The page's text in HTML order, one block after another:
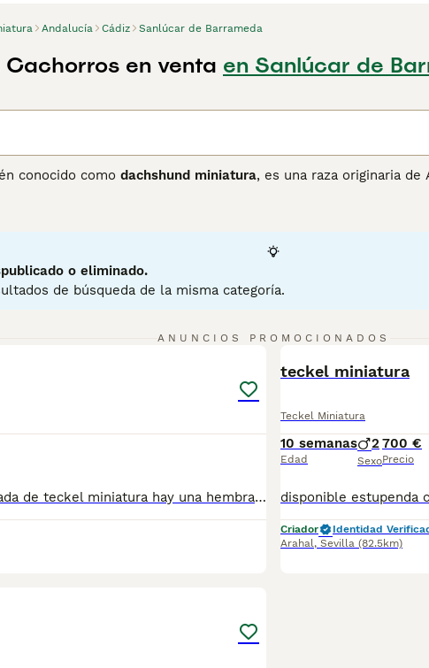
Andalucía Cádiz Sanlúcar de Barrameda
en venta en Sanlúcar de
conocido como dachshund miniatura, es una raza originaria
presentar tres variedades de pelaje: liso, largo y duro, y
aunque puede mostrar cierta terquedad que requiere
vigilantes, aunque tienden a ladrar con facilidad. Para su
en riesgo su columna vertebral, ya que son propensos a
dachshundson ideales para personas activas que busquen un
o eliminado.
de búsqueda de la misma categoría.
ANUNCIOS PROMOCIONADOS
disponible estupenda camada de teckel miniatura hay una hembra y un macho disponible color ciervo de los mas exclusivo en esta raza estan vacunados desparasitado y con la cartilla del veterinario hacemos envio a toda españa con posibilidad de contrarembolso llamanos y te informamos cachorros criado en ambiente familiar todos nuestros cachorros van con contrato
teckel miniatura
Teckel Miniatura
10 semanas
Edad
2
Sexo
700 €
Precio
Criador
Identidad
Arahal, Sevilla (82.5km)